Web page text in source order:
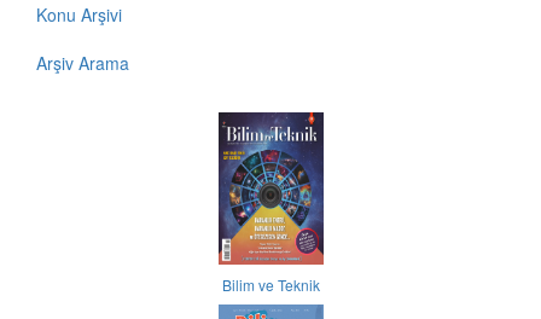
Konu Arşivi
Arşiv Arama
Bilim ve Teknik